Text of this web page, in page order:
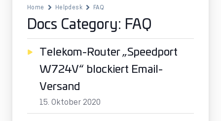
Home Helpdesk FAQ
Docs Category: FAQ
Telekom-Router „Speedport
W724V“ blockiert Email-
Versand
15. Oktober 2020